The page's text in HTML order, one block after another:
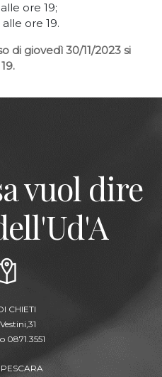
ore 19;
ore 19.
di giovedì 30/11/2023 si
vuol dire
CHIETI
0871.3551